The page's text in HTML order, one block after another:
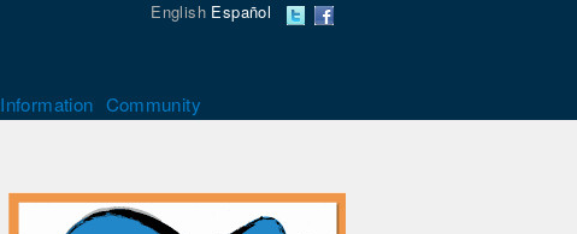
English Español
Information Community